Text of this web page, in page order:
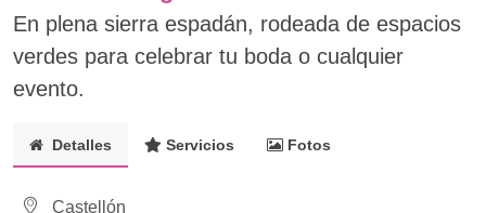
En plena sierra espadán, rodeada de espacios
verdes para celebrar tu boda o cualquier
evento.
Detalles Servicios Fotos
Castellón